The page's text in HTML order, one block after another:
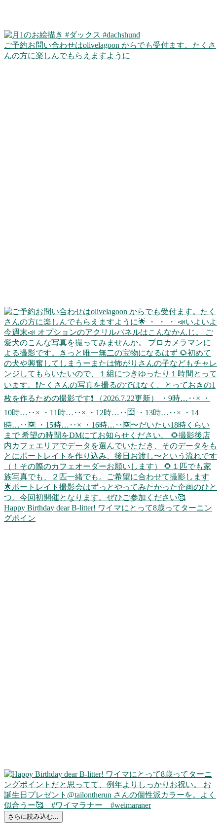
ご予約お問い合わせはolivelagoon からでも受付ます。たくさ
んの方に楽しんでもらえますように
Happy Birthday dear B-litter! ワイマにとって8歳ってターニン
グポイン
さらに読み込む...